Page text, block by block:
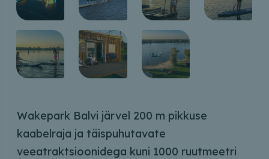
Wakepark Balvi järvel 200 m pikkuse
kaabelraja ja täispuhutavate
veeatraktsioonidega kuni 1000 ruutmeetri